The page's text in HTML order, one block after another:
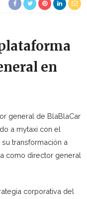
en
general de BlaBlaCar
a mytaxi con el
transformación a
como director general
corporativa del